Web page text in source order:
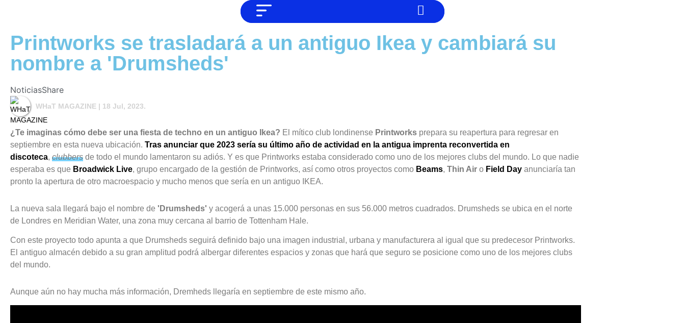
Noticias
Tendencias
Mix series
Barras Del Mes
Música
TAMBIÉN TE PODEMOS AYUDAR
Printworks se trasladará a un antiguo Ikea y cambiará su
nombre a 'Drumsheds'
NoticiasShare
WHaT MAGAZINE | 18 Jul, 2023.
¿Te imaginas cómo debe ser una fiesta de techno en un antiguo Ikea? El mítico club londinense Printworks prepara su reapertura para regresar en
septiembre en esta nueva ubicación. Tras anunciar que 2023 sería su último año de actividad en la antigua imprenta reconvertida en
discoteca, clubbers de todo el mundo lamentaron su adiós. Y es que Printworks estaba considerado como uno de los mejores clubs del mundo. Lo que nadie
esperaba es que Broadwick Live, grupo encargado de la gestión de Printworks, así como otros proyectos como Beams, Thin Air o Field Day anunciaría tan
pronto la apertura de otro macroespacio y mucho menos que sería en un antiguo IKEA.
La nueva sala llegará bajo el nombre de 'Drumsheds' y acogerá a unas 15.000 personas en sus 56.000 metros cuadrados. Drumsheds se ubica en el norte
de Londres en Meridian Water, una zona muy cercana al barrio de Tottenham Hale.
Con este proyecto todo apunta a que Drumsheds seguirá definido bajo una imagen industrial, urbana y manufacturera al igual que su predecesor Printworks.
El antiguo almacén debido a su gran amplitud podrá albergar diferentes espacios y zonas que hará que seguro se posicione como uno de los mejores clubs
del mundo.
Aunque aún no hay mucha más información, Dremheds llegaría en septiembre de este mismo año.